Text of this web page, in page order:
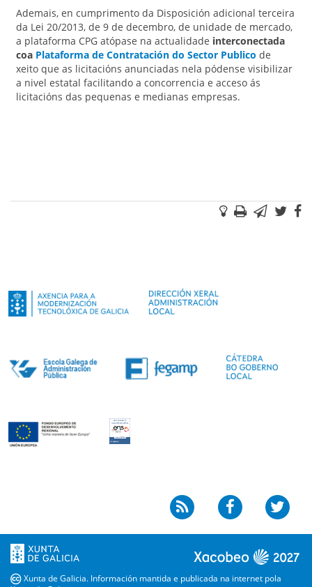
Ademais, en cumprimento da Disposición adicional terceira
da Lei 20/2013, de 9 de decembro, de unidade de mercado,
a plataforma CPG atópase na actualidade interconectada
coa Plataforma de Contratación do Sector Publico de
xeito que as licitacións anunciadas nela pódense visibilizar
a nivel estatal facilitando a concorrencia e acceso ás
licitacións das pequenas e medianas empresas.
Suxestións
Imprimir
Correo
Facebook
Boletín
ccXunta de Galicia. Información mantida e publicada na internet pola